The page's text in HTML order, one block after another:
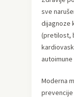
sve
dijagnoze
(pretilost,
Moderna
prevencije